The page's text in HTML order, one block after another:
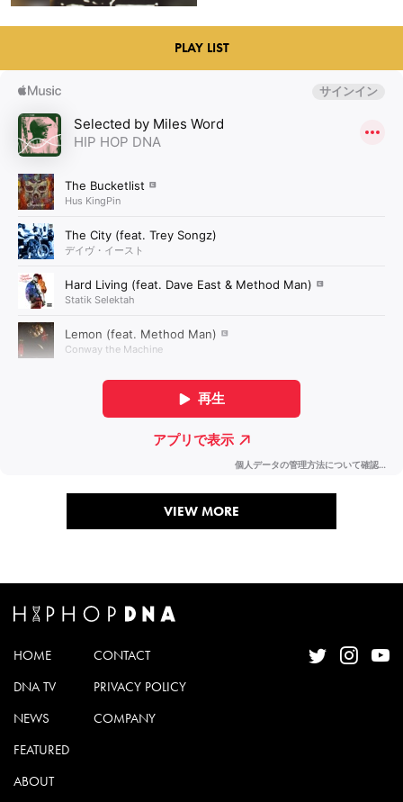
PLAY LIST
VIEW MORE
HOME
DNA TV
NEWS
FEATURED
ABOUT
CONTACT
PRIVACY POLICY
COMPANY